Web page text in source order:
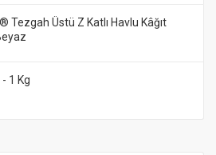
Tezgah Üstü Z Katlı Havlu Kâğıt
1 Kg